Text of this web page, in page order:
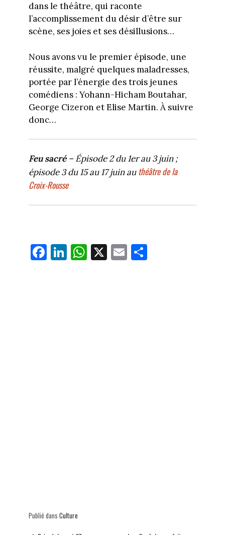
dans le théâtre, qui raconte
l’accomplissement du désir d’être sur
scène, ses joies et ses désillusions…
Nous avons vu le premier épisode, une
réussite, malgré quelques maladresses,
portée par l’énergie des trois jeunes
comédiens : Yohann-Hicham Boutahar,
George Cizeron et Elise Martin. À suivre
donc…
Feu sacré– Épisode 2 du 1er au 3 juin ;
épisode 3 du 15 au 17 juin au théâtre de la
Croix-Rousse
Fa
ce
Li
nk
W
ha
X E
m
Pa
Publié dans Culture